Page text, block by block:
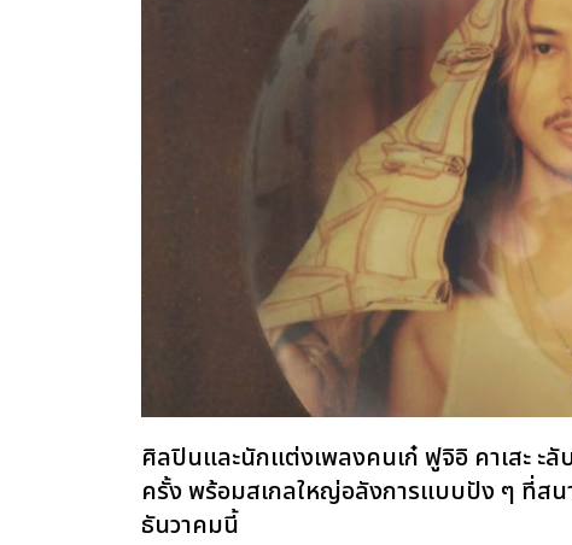
ศิลปินและนักแต่งเพลงคนเก๋ ฟูจิอิ คาเสะ ะ
ครั้ง พร้อมสเกลใหญ่อลังการแบบปัง ๆ ที่ส
ธันวาคมนี้